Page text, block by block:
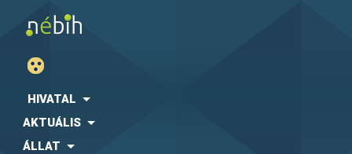
HIVATAL
AKTUÁLIS
ÁLLAT